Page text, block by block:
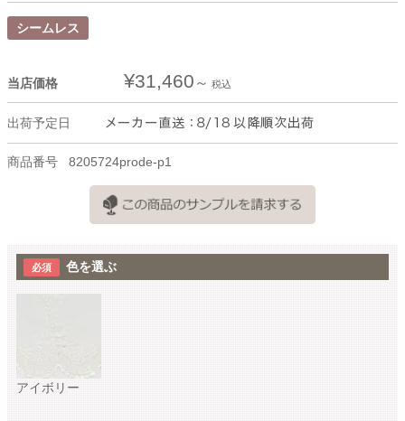
シームレス
当店価格 ¥31,460 税込
出荷予定日
商品番号 8205724prode-p1
色を選ぶ
アイボリー